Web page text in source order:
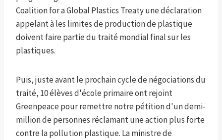
Coalition for a Global Plastics Treatyune déclaration
appelant àles limites de production de plastique
doivent faire partie du traité mondial final sur les
plastiques.
Puis, juste avant le prochain cycle de négociations du
traité, 10 élèves d'école primaire ont rejoint
Greenpeace pour remettre notre pétition d'un demi-
million de personnes réclamant une action plus forte
contre la pollution plastique. La ministre de